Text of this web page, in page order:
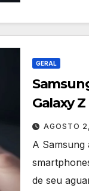
GERAL
Galaxy
para o
AGOSTO
A Samsung
de seu